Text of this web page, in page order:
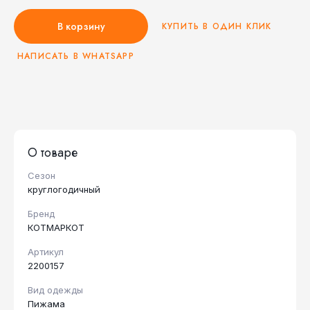
В корзину КУПИТЬ В ОДИН КЛИК
НАПИСАТЬ В WHATSAPP
О товаре
Сезон
круглогодичный
Бренд
КОТМАРКОТ
Артикул
2200157
Вид одежды
Пижама